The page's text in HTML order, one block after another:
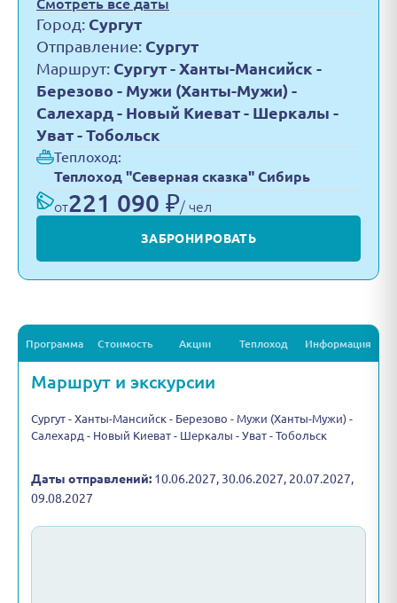
Смотреть все даты
Город: Сургут
Отправление: Сургут
Маршрут: Сургут - Ханты-Мансийск -
Березово - Мужи (Ханты-Мужи) -
Салехард - Новый Киеват - Шеркалы -
Уват - Тобольск
Теплоход:
Теплоход "Северная сказка" Сибирь
от221 090 ₽/ чел
ЗАБРОНИРОВАТЬ
Программа Стоимость Акции Теплоход Информация
Маршрут и экскурсии
Сургут - Ханты-Мансийск - Березово - Мужи (Ханты-Мужи) -
Салехард - Новый Киеват - Шеркалы - Уват - Тобольск
Даты отправлений: 10.06.2027, 30.06.2027, 20.07.2027,
09.08.2027